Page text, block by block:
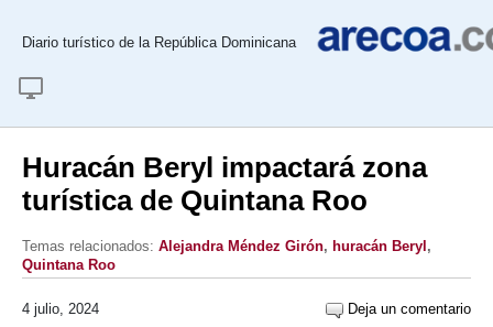
Diario turístico de la República Dominicana
Huracán Beryl impactará zona
turística de Quintana Roo
Temas relacionados: Alejandra Méndez Girón, huracán Beryl ,
Quintana Roo
4 julio, 2024 Deja un comentario